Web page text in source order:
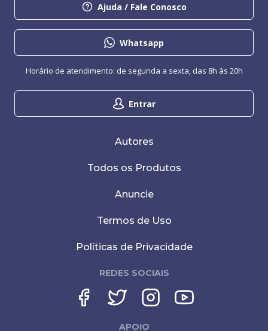
Ajuda / Fale Conosco
Whatsapp
Entrar
Horário de atendimento: de segunda a sexta, das 8h às 20h
Autores
Todos os Produtos
Anuncie
Termos de Uso
Políticas de Privacidade
REDES SOCIAIS
APOIO